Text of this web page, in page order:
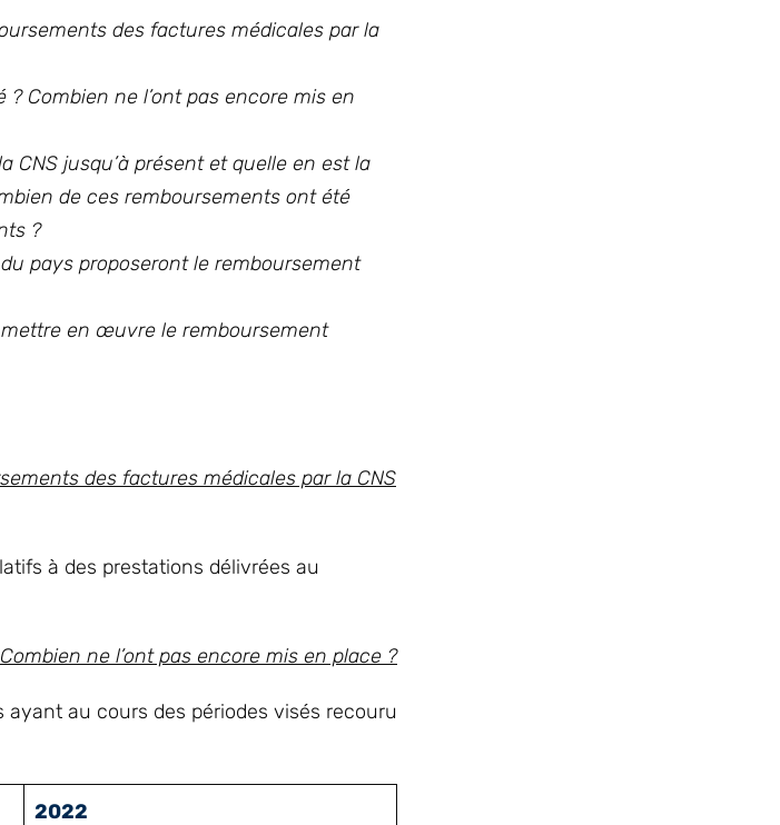
des factures médicales par la
Combien ne l’ont pas encore mis en
CNS jusqu’à présent et quelle en est la
de ces remboursements ont été
?
pays proposeront le remboursement
mettre en œuvre le remboursement
des factures médicales par la CNS
à des prestations délivrées au
ne l’ont pas encore mis en place ?
au cours des périodes visés recouru
2022